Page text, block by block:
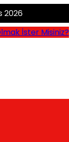
2026
İster Misiniz?